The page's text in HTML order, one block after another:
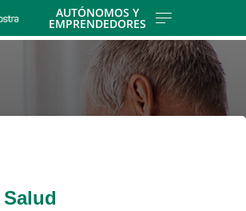
Skip
to
contentt
AUTÓNOMOS Y
EMPRENDEDORES